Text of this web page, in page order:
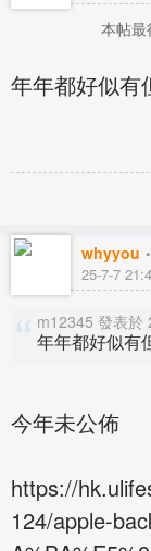
本帖
年年都好似有
whyyou
25-7-7
m12345 發表於
年年都好似有
今年未公佈
https://
124/apple-